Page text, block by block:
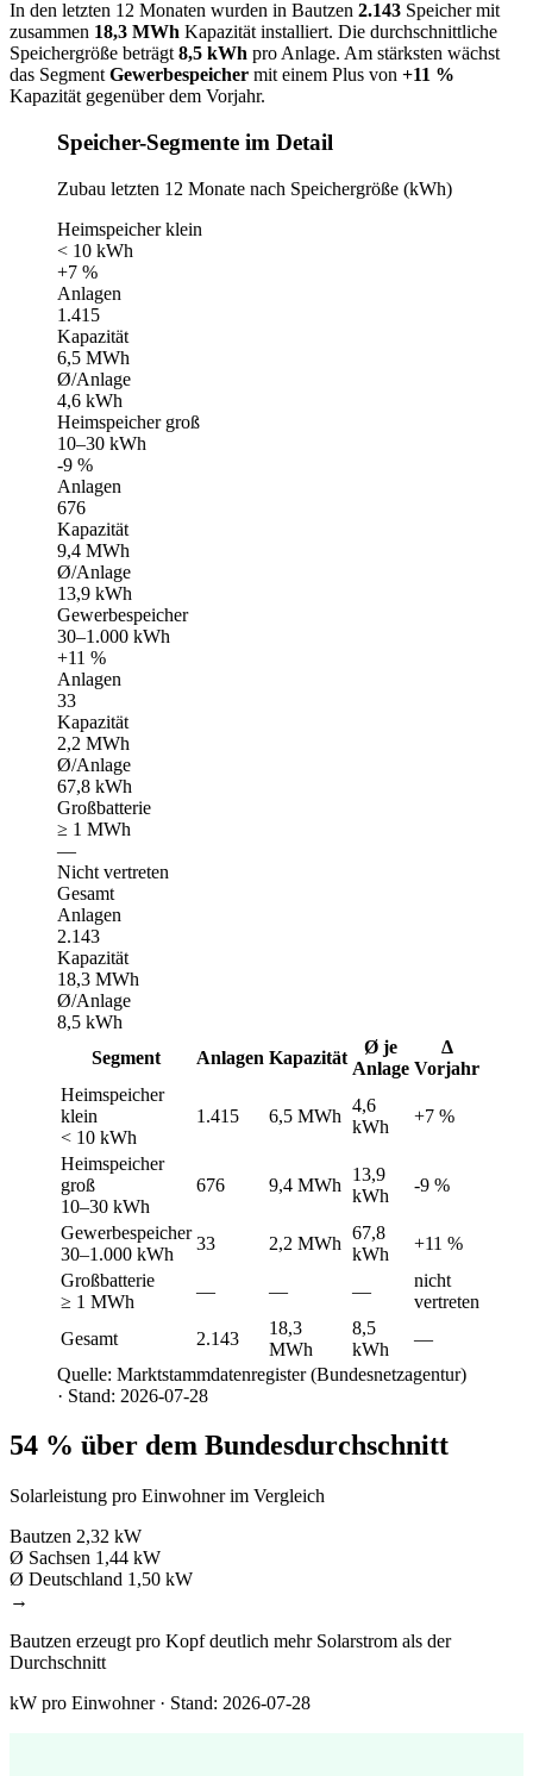
In den letzten 12 Monaten wurden in Bautzen 2.143 Speicher mit
zusammen 18,3 MWh Kapazität installiert. Die durchschnittliche
Speichergröße beträgt 8,5 kWh pro Anlage. Am stärksten wächst
das Segment Gewerbespeicher mit einem Plus von +11 %
Kapazität gegenüber dem Vorjahr.
Speicher-Segmente im Detail
Zubau letzten 12 Monate nach Speichergröße (kWh)
Heimspeicher klein
< 10 kWh
+7 %
Anlagen
1.415
Kapazität
6,5 MWh
Ø/Anlage
4,6 kWh
Heimspeicher groß
10–30 kWh
-9 %
Anlagen
676
Kapazität
9,4 MWh
Ø/Anlage
13,9 kWh
Gewerbespeicher
30–1.000 kWh
+11 %
Anlagen
33
Kapazität
2,2 MWh
Ø/Anlage
67,8 kWh
Großbatterie
≥ 1 MWh
—
Nicht vertreten
Gesamt
Anlagen
2.143
Kapazität
18,3 MWh
Ø/Anlage
8,5 kWh
Segment
Anlagen Kapazität
Ø je
Anlage
Δ
Vorjahr
Heimspeicher
klein
< 10 kWh
1.415 6,5 MWh
4,6
kWh
+7 %
Heimspeicher
groß
10–30 kWh
676 9,4 MWh
13,9
kWh
-9 %
Gewerbespeicher
30–1.000 kWh
33 2,2 MWh
67,8
kWh
+11 %
Großbatterie
≥ 1 MWh
— — —
nicht
vertreten
Gesamt
2.143
18,3
MWh
8,5
kWh
—
Quelle: Marktstammdatenregister (Bundesnetzagentur)
· Stand: 2026-07-28
54 % über dem Bundesdurchschnitt
Solarleistung pro Einwohner im Vergleich
Bautzen 2,32 kW
Ø Sachsen 1,44 kW
Ø Deutschland 1,50 kW
→
Bautzen erzeugt pro Kopf deutlich mehr Solarstrom als der
Durchschnitt
kW pro Einwohner · Stand: 2026-07-28